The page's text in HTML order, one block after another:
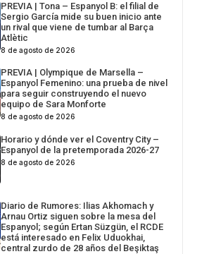
PREVIA | Tona – Espanyol B: el filial de
Sergio García mide su buen inicio ante
un rival que viene de tumbar al Barça
Atlètic
8 de agosto de 2026
PREVIA | Olympique de Marsella –
Espanyol Femenino: una prueba de nivel
para seguir construyendo el nuevo
equipo de Sara Monforte
8 de agosto de 2026
Horario y dónde ver el Coventry City –
Espanyol de la pretemporada 2026-27
8 de agosto de 2026
Diario de Rumores: Ilias Akhomach y
Arnau Ortiz siguen sobre la mesa del
Espanyol; según Ertan Süzgün, el RCDE
está interesado en Felix Uduokhai,
central zurdo de 28 años del Beşiktaş